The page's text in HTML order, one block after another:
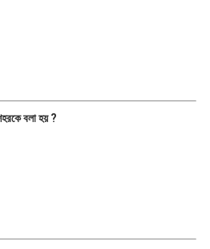
বলা হয় ?